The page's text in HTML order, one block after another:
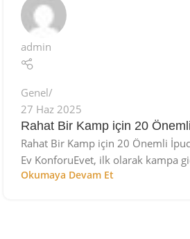
admin
Genel
27 Haz 2025
Rahat Bir Kamp için 20
Rahat Bir Kamp için 20 Önemli
Ev KonforuEvet, ilk olarak kampa
Okumaya Devam Et